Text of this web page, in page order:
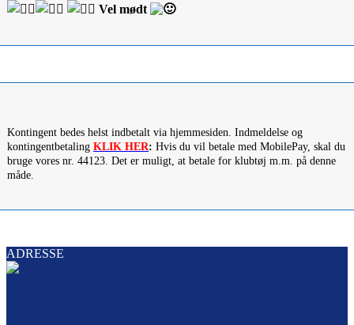
Vel mødt
Kontingent bedes helst indbetalt via hjemmesiden. Indmeldelse og
kontingentbetaling KLIK HER: Hvis du vil betale med MobilePay, skal du
bruge vores nr. 44123. Det er muligt, at betale for klubtøj m.m. på denne
måde.
ADRESSE